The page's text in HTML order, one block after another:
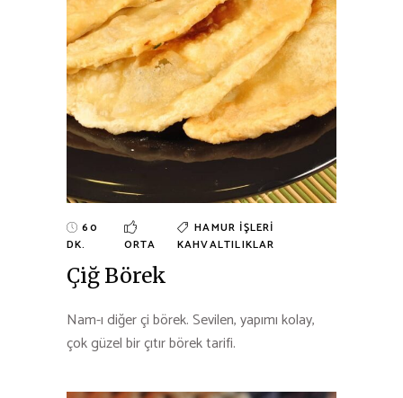
60
DK.
ORTA
HAMUR İŞLERI
KAHVALTILIKLAR
Çiğ Börek
Nam-ı diğer çi börek. Sevilen, yapımı kolay,
çok güzel bir çıtır börek tarifi.